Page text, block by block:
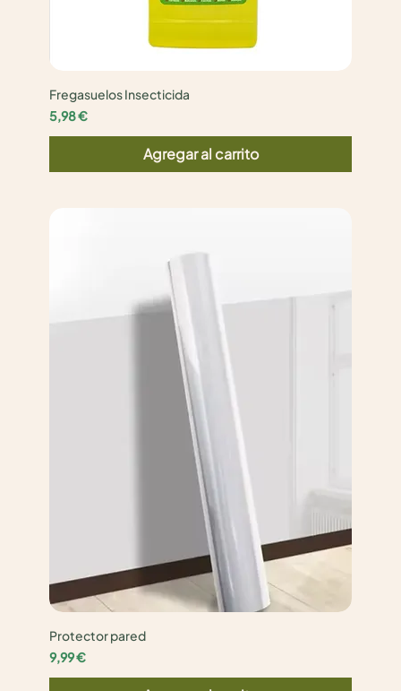
Fregasuelos Insecticida
Precio
5,98 €
Agregar al carrito
Protector pared
Precio
9,99 €